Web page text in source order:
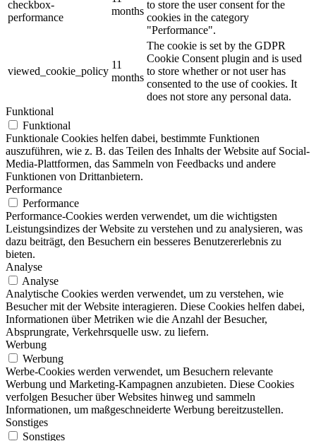
checkbox-
performance
months
to store the user consent for the
cookies in the category
"Performance".
viewed_cookie_policy
11
months
The cookie is set by the GDPR
Cookie Consent plugin and is used
to store whether or not user has
consented to the use of cookies. It
does not store any personal data.
Funktional
Funktional
Funktionale Cookies helfen dabei, bestimmte Funktionen
auszuführen, wie z. B. das Teilen des Inhalts der Website auf Social-
Media-Plattformen, das Sammeln von Feedbacks und andere
Funktionen von Drittanbietern.
Performance
Performance
Performance-Cookies werden verwendet, um die wichtigsten
Leistungsindizes der Website zu verstehen und zu analysieren, was
dazu beiträgt, den Besuchern ein besseres Benutzererlebnis zu
bieten.
Analyse
Analyse
Analytische Cookies werden verwendet, um zu verstehen, wie
Besucher mit der Website interagieren. Diese Cookies helfen dabei,
Informationen über Metriken wie die Anzahl der Besucher,
Absprungrate, Verkehrsquelle usw. zu liefern.
Werbung
Werbung
Werbe-Cookies werden verwendet, um Besuchern relevante
Werbung und Marketing-Kampagnen anzubieten. Diese Cookies
verfolgen Besucher über Websites hinweg und sammeln
Informationen, um maßgeschneiderte Werbung bereitzustellen.
Sonstiges
Sonstiges